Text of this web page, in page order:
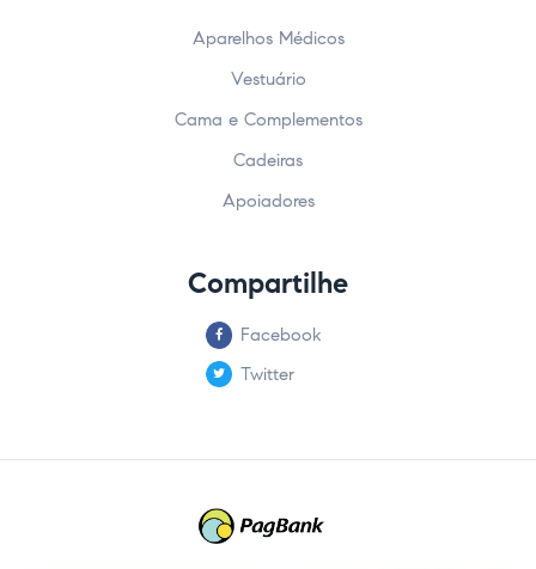
Aparelhos Médicos
Vestuário
Cama e Complementos
Cadeiras
Apoiadores
Compartilhe
Facebook
Twitter